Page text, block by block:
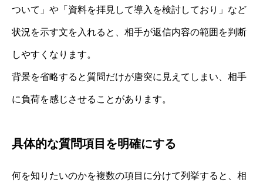
ついて」や「資料を拝見して導入を検討しており」など
状況を示す文を入れると、相手が返信内容の範囲を判断
しやすくなります。
背景を省略すると質問だけが唐突に見えてしまい、相手
に負荷を感じさせることがあります。
具体的な質問項目を明確にする
何を知りたいのかを複数の項目に分けて列挙すると、相